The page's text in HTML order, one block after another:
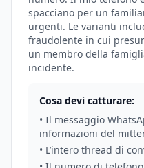
spacciano per un
urgenti. Le varianti
fraudolente in cui
un membro della
incidente.
Cosa devi catturare:
• Il messaggio
informazioni del
• L’intero thread di